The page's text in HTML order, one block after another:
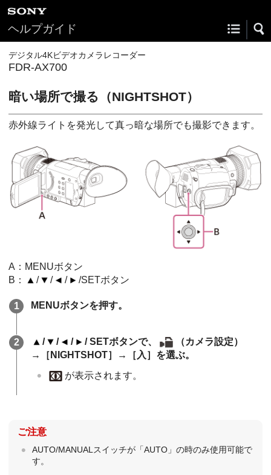
ヘルプガイド
デジタル4Kビデオカメラレコーダー
FDR-AX700
暗い場所で撮る（NIGHTSHOT）
赤外線ライトを発光して真っ暗な場所でも撮影できます。
A：MENUボタン
B：
/ / / /SETボタン
MENUボタンを押す。
/ / / / SETボタンで、
（カメラ設定）
→［NIGHTSHOT］→［入］を選ぶ。
が表示されます。
ご注意
AUTO/MANUALスイッチが「AUTO」の時のみ使用可能で
す。